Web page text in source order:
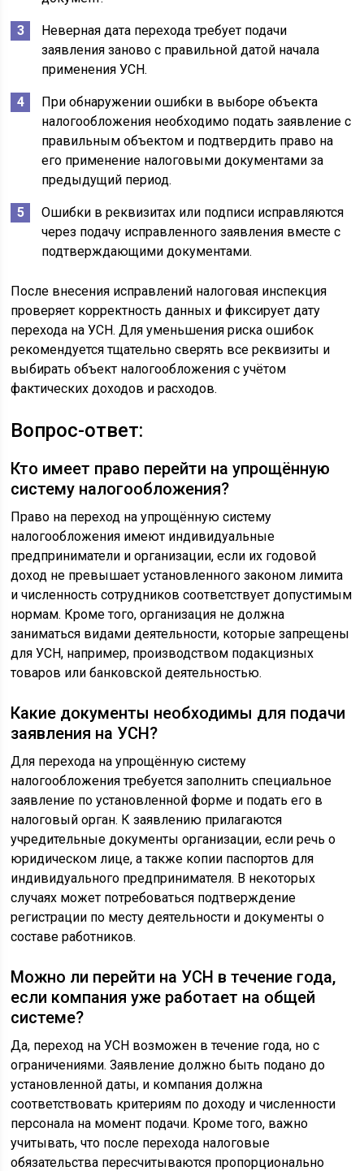
Неверная дата перехода требует подачи
заявления заново с правильной датой начала
применения УСН.
При обнаружении ошибки в выборе объекта
налогообложения необходимо подать заявление с
правильным объектом и подтвердить право на
его применение налоговыми документами за
предыдущий период.
Ошибки в реквизитах или подписи исправляются
через подачу исправленного заявления вместе с
подтверждающими документами.
После внесения исправлений налоговая инспекция
проверяет корректность данных и фиксирует дату
перехода на УСН. Для уменьшения риска ошибок
рекомендуется тщательно сверять все реквизиты и
выбирать объект налогообложения с учётом
фактических доходов и расходов.
Вопрос-ответ:
Кто имеет право перейти на упрощённую
систему налогообложения?
Право на переход на упрощённую систему
налогообложения имеют индивидуальные
предприниматели и организации, если их годовой
доход не превышает установленного законом лимита
и численность сотрудников соответствует допустимым
нормам. Кроме того, организация не должна
заниматься видами деятельности, которые запрещены
для УСН, например, производством подакцизных
товаров или банковской деятельностью.
Какие документы необходимы для подачи
заявления на УСН?
Для перехода на упрощённую систему
налогообложения требуется заполнить специальное
заявление по установленной форме и подать его в
налоговый орган. К заявлению прилагаются
учредительные документы организации, если речь о
юридическом лице, а также копии паспортов для
индивидуального предпринимателя. В некоторых
случаях может потребоваться подтверждение
регистрации по месту деятельности и документы о
составе работников.
Можно ли перейти на УСН в течение года,
если компания уже работает на общей
системе?
Да, переход на УСН возможен в течение года, но с
ограничениями. Заявление должно быть подано до
установленной даты, и компания должна
соответствовать критериям по доходу и численности
персонала на момент подачи. Кроме того, важно
учитывать, что после перехода налоговые
обязательства пересчитываются пропорционально